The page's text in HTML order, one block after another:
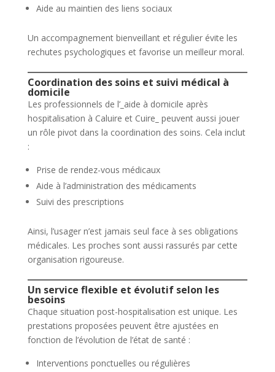
Aide au maintien des liens sociaux
Un accompagnement bienveillant et régulier évite les
rechutes psychologiques et favorise un meilleur moral.
Coordination des soins et suivi médical à
domicile
Les professionnels de l’_ aide à domicile après
hospitalisation à Caluire et Cuire peuvent aussi jouer
un rôle pivot dans la coordination des soins. Cela inclut
:
Prise de rendez-vous médicaux
Aide à l’administration des médicaments
Suivi des prescriptions
Ainsi, l’usager n’est jamais seul face à ses obligations
médicales. Les proches sont aussi rassurés par cette
organisation rigoureuse.
Un service flexible et évolutif selon les
besoins
Chaque situation post-hospitalisation est unique. Les
prestations proposées peuvent être ajustées en
fonction de l’évolution de l’état de santé :
Interventions ponctuelles ou régulières